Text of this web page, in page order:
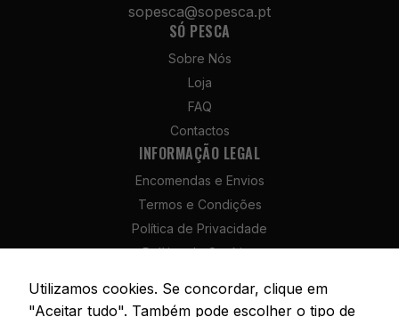
sopesca@sopesca.pt
SÓ PESCA
Sobre Nós
Loja
FAQ
Contactos
INFORMAÇÃO LEGAL
Encomendas e Envios
Termos e Condições
Política de Privacidade
Política de Cookies
Livro de Reclamações
Utilizamos cookies. Se concordar, clique em
"Aceitar tudo". Também pode escolher o tipo de
Necessários
Estes cookies
Estatísticas
Para que
possamos
e a estrutura
do site, com